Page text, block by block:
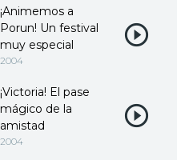
¡Animemos a
Porun! Un festival
muy especial
2004
¡Victoria! El pase
mágico de la
amistad
2004